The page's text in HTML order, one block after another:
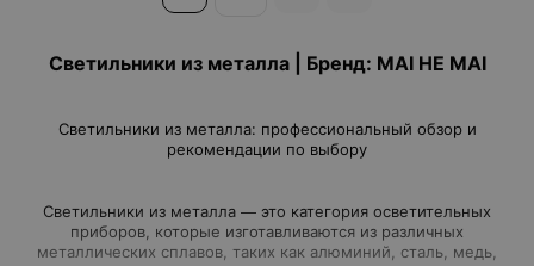
Светильники из металла | Бренд: MAI HE MAI
Светильники из металла: профессиональный обзор и
Светильники из металла — это категория осветительных
приборов, которые изготавливаются из различных
металлических сплавов, таких как алюминий, сталь, медь,